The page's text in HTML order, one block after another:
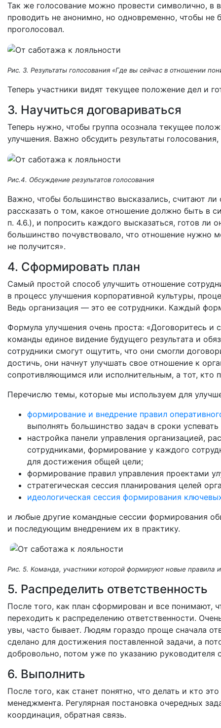
Так же голосование можно провести символично, в
проводить не анонимно, но одновременно, чтобы не
проголосовал.
Рис. 3. Результаты голосования «Где вы сейчас в отношении
Теперь участники видят текущее положение дел и
3. Научиться договариваться
Теперь нужно, чтобы группа осознала текущее
улучшения. Важно обсудить результаты
Рис.4. Обсуждение результатов голосования
Важно, чтобы большинство высказались, считают
рассказать о том, какое отношение должно быть в
п. 4.6.), и попросить каждого высказаться, готов
большинство почувствовало, что отношение нужно
не получится».
4. Сформировать план
Самый простой способ улучшить отношение
в процесс улучшения корпоративной культуры,
Ведь организация — это ее сотрудники. Каждый
Формула улучшения очень проста: «Договоритесь и
команды единое видение будущего результата и
сотрудники смогут ощутить, что они смогли
достичь, они начнут улучшать свое отношение к
сопротивляющимся или исполнительным, а тот, кто
Перечислю темы, которые мы используем для
формирование и внедрение правил
выполнять большинство задач в сроки
настройка панели управления организацией,
сотрудниками, формирование у каждого
для достижения общей цели;
формирование правил управления проектами
cтратегическая сессия планирования целей
идеологическая сессия формирования
и любые другие командные сессии формирования
и последующим внедрением их в практику.
Рис. 5. Команда, участники которой формируют новые правила
5. Распределить ответственность
После того, как план сформирован и все понимают,
переходить к распределению ответственности.
увы, часто бывает. Людям гораздо проще сначала
сделано для достижения поставленной задачи, а
добровольно, потом уже по указанию руководителя
6. Выполнить
После того, как станет понятно, что делать и кто
менеджмента. Регулярная постановка очередных
координация, обратная связь.